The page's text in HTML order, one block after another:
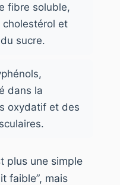
fibre soluble,
et
sucre.
dans la
oxydatif et des
plus une simple
faible”, mais